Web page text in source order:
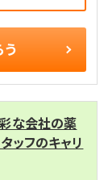
う
な会社の薬
ッフのキャリ